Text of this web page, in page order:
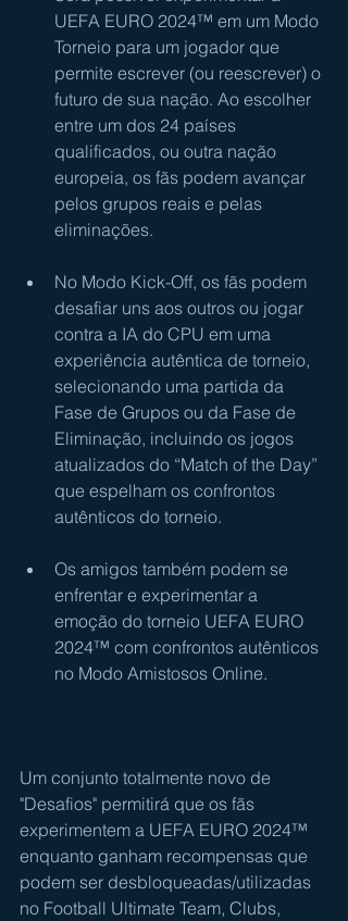
UEFA EURO 2024™ em um Modo
Torneio para um jogador que
permite escrever (ou reescrever) o
futuro de sua nação. Ao escolher
entre um dos 24 países
qualificados, ou outra nação
europeia, os fãs podem avançar
pelos grupos reais e pelas
eliminações.
No Modo Kick-Off, os fãs podem
desafiar uns aos outros ou jogar
contra a IA do CPU em uma
experiência autêntica de torneio,
selecionando uma partida da
Fase de Grupos ou da Fase de
Eliminação, incluindo os jogos
atualizados do “Match of the Day”
que espelham os confrontos
autênticos do torneio.
Os amigos também podem se
enfrentar e experimentar a
emoção do torneio UEFA EURO
2024™ com confrontos autênticos
no Modo Amistosos Online.
Um conjunto totalmente novo de
"Desafios" permitirá que os fãs
experimentem a UEFA EURO 2024™
enquanto ganham recompensas que
podem ser desbloqueadas/utilizadas
no Football Ultimate Team, Clubs,